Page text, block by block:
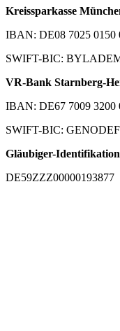
Kreissparkasse
IBAN: DE08 7025 0150
SWIFT-BIC:
VR-Bank Starnberg-
IBAN: DE67 7009 3200
SWIFT-BIC:
Gläubiger-
DE59ZZZ00000193877